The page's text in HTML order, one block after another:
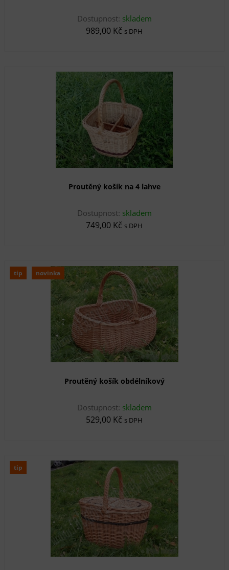
Dostupnost: skladem
989,00 Kč s DPH
Proutěný košík na 4 lahve
Dostupnost: skladem
749,00 Kč s DPH
tip novinka
Proutěný košík obdélníkový
Dostupnost: skladem
529,00 Kč s DPH
tip